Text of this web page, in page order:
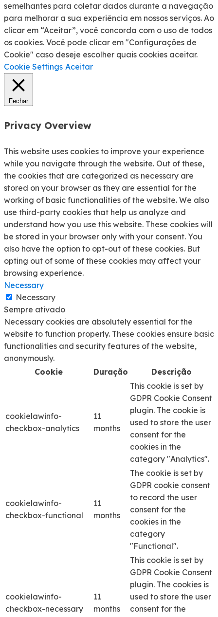
semelhantes para coletar dados durante a navegação
para melhorar a sua experiência em nossos serviços. Ao
clicar em “Aceitar”, você concorda com o uso de todos
os cookies. Você pode clicar em "Configurações de
Cookie" caso deseje escolher quais cookies aceitar.
Cookie Settings Aceitar
Fechar
Privacy Overview
This website uses cookies to improve your experience
while you navigate through the website. Out of these,
the cookies that are categorized as necessary are
stored on your browser as they are essential for the
working of basic functionalities of the website. We also
use third-party cookies that help us analyze and
understand how you use this website. These cookies will
be stored in your browser only with your consent. You
also have the option to opt-out of these cookies. But
opting out of some of these cookies may affect your
browsing experience.
Necessary
Necessary
Sempre ativado
Necessary cookies are absolutely essential for the
website to function properly. These cookies ensure basic
functionalities and security features of the website,
anonymously.
Cookie
Duração Descrição
cookielawinfo-
checkbox-analytics
11
months
This cookie is set by
GDPR Cookie Consent
plugin. The cookie is
used to store the user
consent for the
cookies in the
category "Analytics".
cookielawinfo-
checkbox-functional
11
months
The cookie is set by
GDPR cookie consent
to record the user
consent for the
cookies in the
category
"Functional".
cookielawinfo-
checkbox-necessary
11
months
This cookie is set by
GDPR Cookie Consent
plugin. The cookies is
used to store the user
consent for the